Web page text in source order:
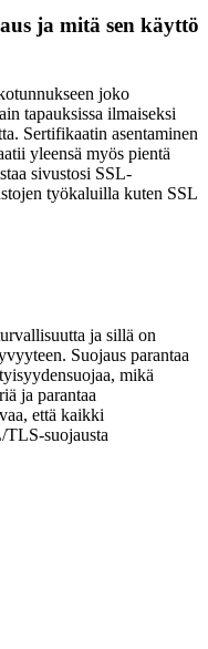
ja mitä sen käyttö
joko
tapauksissa ilmaiseksi
Sertifikaatin asentaminen
yleensä myös pientä
sivustosi SSL-
työkaluilla kuten SSL
ja sillä on
Suojaus parantaa
mikä
ja parantaa
että kaikki
suojausta